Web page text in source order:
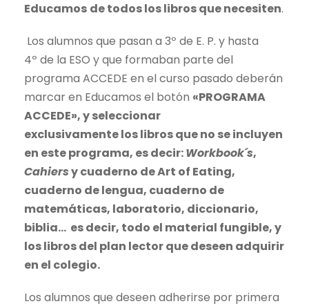
Educamos detodos loslibrosque necesiten.
Los alumnos que pasan a 3º de E. P. y hasta
4º de la ESO y que formaban parte del
programa ACCEDE en el curso pasado deberán
marcar en Educamos el botón «PROGRAMA
ACCEDE»,y seleccionar
exclusivamenteloslibrosque no se incluyen
en este programa, es decir:Workbook´s,
Cahiersy cuaderno deArt of Eating,
cuaderno delengua, cuaderno de
matemáticas, laboratorio, diccionario,
biblia… es decir, todo el material fungible, y
loslibrosdel plan lector que deseen adquirir
en el colegio.
Los alumnos que deseen adherirse por primera